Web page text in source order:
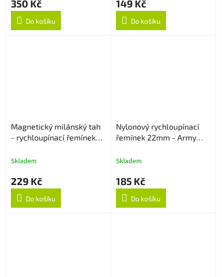
350 Kč
Do košíku
149 Kč
Do košíku
Magnetický milánský tah
- rychloupínací řemínek
Skladem
229 Kč
Do košíku
Nylonový rychloupínací
řemínek 22mm - Army
Skladem
185 Kč
Do košíku